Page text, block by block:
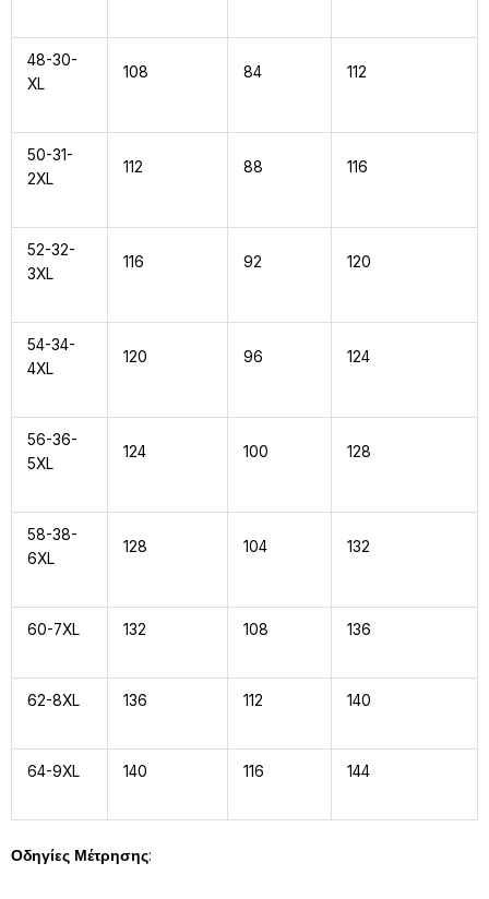
48-30-
XL
108 84 112
50-31-
2XL
112 88 116
52-32-
3XL
116 92 120
54-34-
4XL
120 96 124
56-36-
5XL
124 100 128
58-38-
6XL
128 104 132
60-7XL 132 108 136
62-8XL 136 112 140
64-9XL 140 116 144
Οδηγίες Μέτρησης: